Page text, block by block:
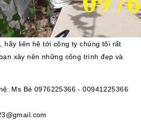
hãy liên hệ tới công ty chúng tôi rất
xây nên những công trình đẹp và
Ms Bé 0976225366 - 00941225366